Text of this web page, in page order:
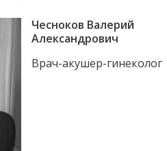
Чесноков Валерий
Александрович
Врач-акушер-гинеколог